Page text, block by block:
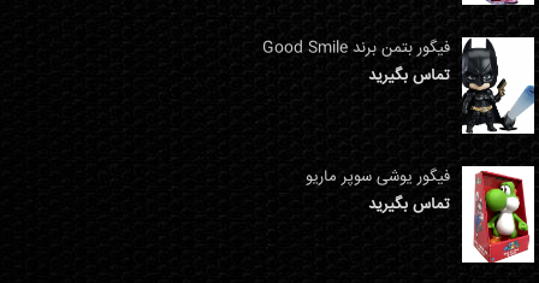
فیگور بتمن برند Good Smile
تماس بگیرید
فیگور یوشی سوپر ماریو
تماس بگیرید